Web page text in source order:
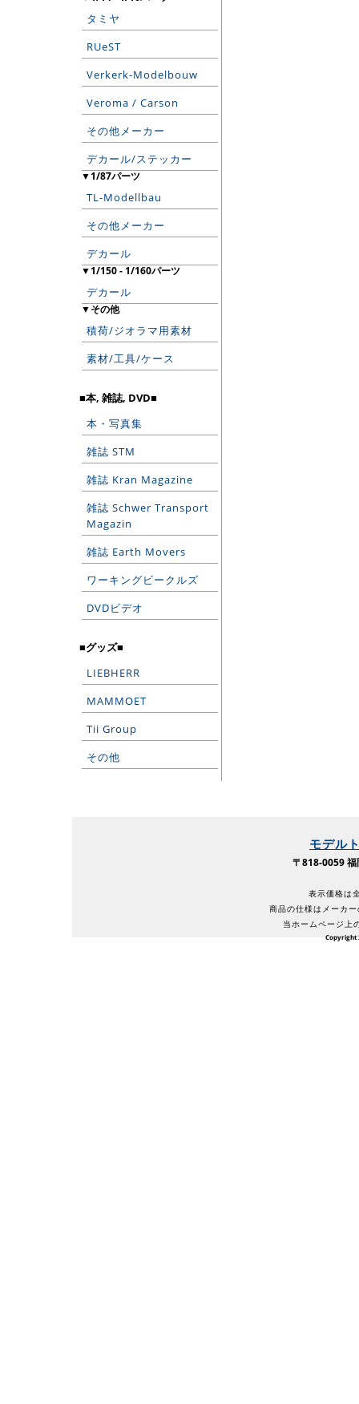
タミヤ
RUeST
Verkerk-Modelbouw
Veroma / Carson
その他メーカー
デカール/ステッカー
▼1/87パーツ
TL-Modellbau
その他メーカー
デカール
▼1/150 - 1/160パーツ
デカール
▼その他
積荷/ジオラマ用素材
素材/工具/ケース
■本, 雑誌, DVD■
本・写真集
雑誌 STM
雑誌 Kran Magazine
雑誌 Schwer Transport
Magazin
雑誌 Earth Movers
ワーキングビークルズ
DVDビデオ
■グッズ■
LIEBHERR
MAMMOET
Tii Group
その他
モデル
〒818-0059
表示価格は
商品の仕様はメーカ
当ホームページ上
Copyright